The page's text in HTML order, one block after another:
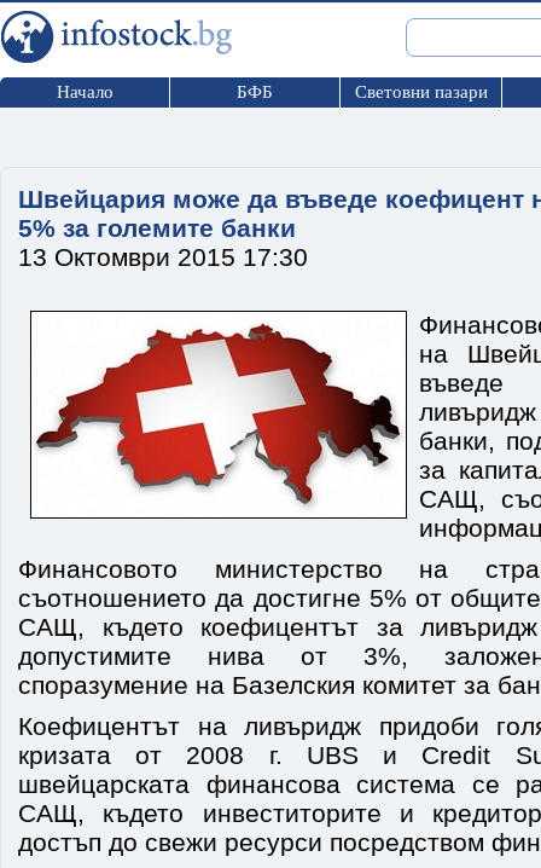
Начало БФБ Световни пазари
Швейцария може да въведе коефицент
5% за големите банки
13 Октомври 2015 17:30
на
банки,
за
САЩ,
Финансовото министерство на
съотношението да достигне 5% от
САЩ, където коефицентът за
допустимите нива от 3%,
споразумение на Базелския комитет за
Коефицентът на ливъридж придоби
кризата от 2008 г. UBS и Credit
швейцарската финансова система се
САЩ, където инвеститорите и
достъп до свежи ресурси посредством